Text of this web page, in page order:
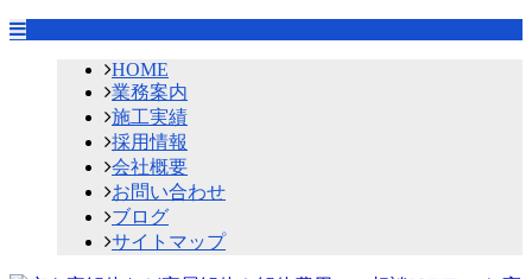
HOME
業務案内
施工実績
採用情報
会社概要
お問い合わせ
ブログ
サイトマップ